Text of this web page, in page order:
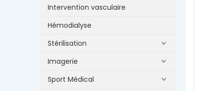
Intervention vasculaire
Hémodialyse
Stérilisation
Imagerie
Sport Médical